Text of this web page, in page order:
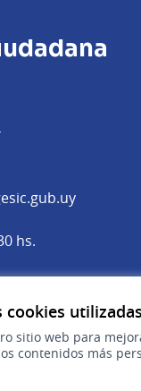
sitio web para
contenidos más
(Abrir en
hs.